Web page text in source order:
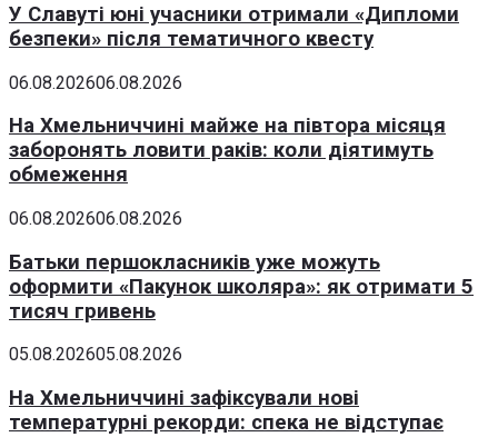
У Славуті юні учасники отримали «Дипломи
безпеки» після тематичного квесту
06.08.202606.08.2026
На Хмельниччині майже на півтора місяця
заборонять ловити раків: коли діятимуть
обмеження
06.08.202606.08.2026
Батьки першокласників уже можуть
оформити «Пакунок школяра»: як отримати 5
тисяч гривень
05.08.202605.08.2026
На Хмельниччині зафіксували нові
температурні рекорди: спека не відступає